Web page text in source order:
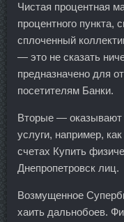
Чистая процентная
процентного пункта,
сплоченный
— это не сказать
предназначено для
посетителям Банки.
Вторые — оказывают
услуги, например,
счетах Купить
Днепропетровск лиц.
Возмущенное
хаить дальнобоев.